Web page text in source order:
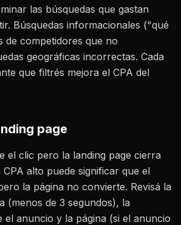
las búsquedas que gastan
Búsquedas informacionales ("qué
de competidores que no
geográficas incorrectas. Cada
que filtrés mejora el CPA del
page
el clic pero la landing page cierra
alto puede significar que el
la página no convierte. Revisá la
(menos de 3 segundos), la
el anuncio y la página (si el anuncio